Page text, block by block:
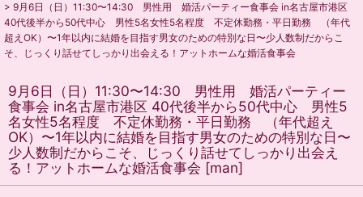
> 9月6日（日）11:30〜14:30 男性用 婚活パーティー食事会 in名古屋市港区
40代後半から50代中心 男性5名女性5名程度 不定休勤務・平日勤務 （年代
超えOK）〜1年以内に結婚を目指す男女のための特別な日〜少人数制だからこ
そ、じっくり話せてしっかり出会える！アットホームな婚活食事会
9月6日（日）11:30〜14:30 男性用 婚活パーティー
食事会 in名古屋市港区 40代後半から50代中心 男性5
名女性5名程度 不定休勤務・平日勤務 （年代超え
OK）〜1年以内に結婚を目指す男女のための特別な日〜
少人数制だからこそ、じっくり話せてしっかり出会え
る！アットホームな婚活食事会 [man]